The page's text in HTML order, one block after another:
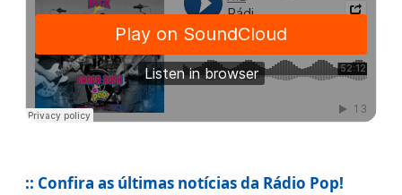
:: Confira as últimas notícias da Rádio Pop!